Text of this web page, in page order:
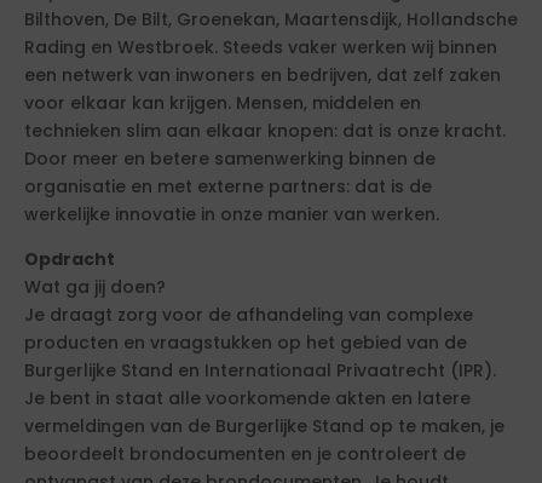
Bilthoven, De Bilt, Groenekan, Maartensdijk, Hollandsche
Rading en Westbroek. Steeds vaker werken wij binnen
een netwerk van inwoners en bedrijven, dat zelf zaken
voor elkaar kan krijgen. Mensen, middelen en
technieken slim aan elkaar knopen: dat is onze kracht.
Door meer en betere samenwerking binnen de
organisatie en met externe partners: dat is de
werkelijke innovatie in onze manier van werken.
Opdracht
Wat ga jij doen?
Je draagt zorg voor de afhandeling van complexe
producten en vraagstukken op het gebied van de
Burgerlijke Stand en Internationaal Privaatrecht (IPR).
Je bent in staat alle voorkomende akten en latere
vermeldingen van de Burgerlijke Stand op te maken, je
beoordeelt brondocumenten en je controleert de